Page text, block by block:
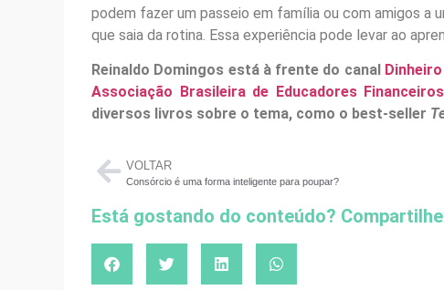
podem fazer um passeio em família ou com amigos a
que saia da rotina. Essa experiência pode levar ao
Reinaldo Domingos está àfrente do canal
Associação Brasileira de Educadores
diversos livros sobre o tema, como o best-seller
VOLTAR
Consórcio é uma forma inteligente para poupar?
Está gostando do conteúdo?